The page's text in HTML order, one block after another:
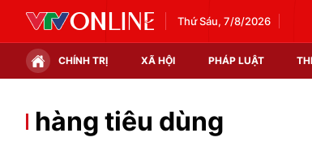
Thứ Sáu, 7/8/2026
CHÍNH TRỊ XÃ HỘI PHÁP LUẬT
Chính trị
hàng tiêu dùng